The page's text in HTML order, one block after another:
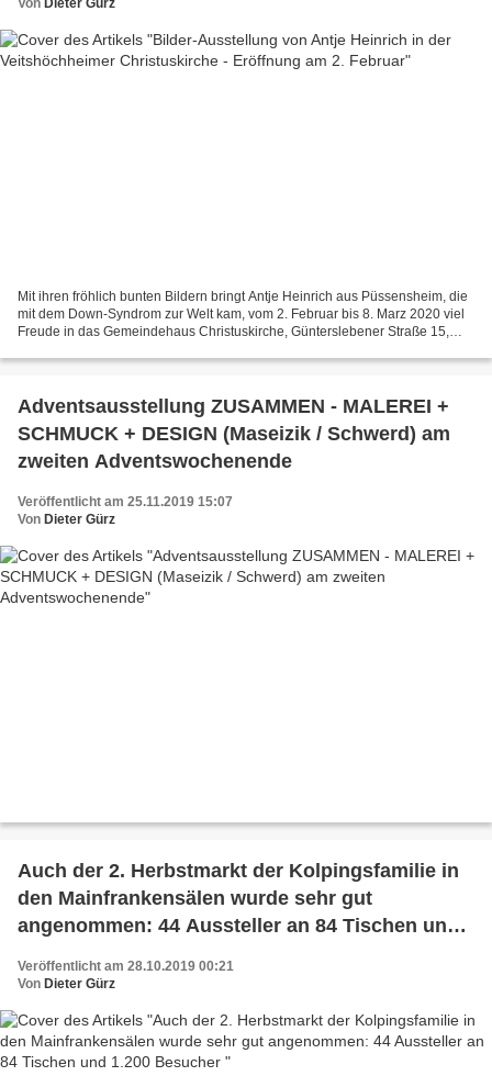
Mit ihren fröhlich bunten Bildern bringt Antje Heinrich aus Püssensheim, die
mit dem Down-Syndrom zur Welt kam, vom 2. Februar bis 8. Marz 2020 viel
Freude in das Gemeindehaus Christuskirche, Günterslebener Straße 15,
Adventsausstellung ZUSAMMEN - MALEREI +
SCHMUCK + DESIGN (Maseizik / Schwerd) am
zweiten Adventswochenende
Veröffentlicht am 25.11.2019 15:07
Von Dieter Gürz
Auch der 2. Herbstmarkt der Kolpingsfamilie in
den Mainfrankensälen wurde sehr gut
angenommen: 44 Aussteller an 84 Tischen und
Veröffentlicht am 28.10.2019 00:21
Von Dieter Gürz